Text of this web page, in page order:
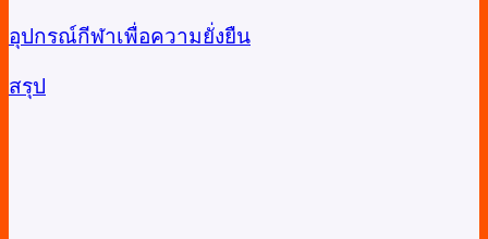
อุปกรณ์กีฬาเพื่อความยั่งยืน
สรุป